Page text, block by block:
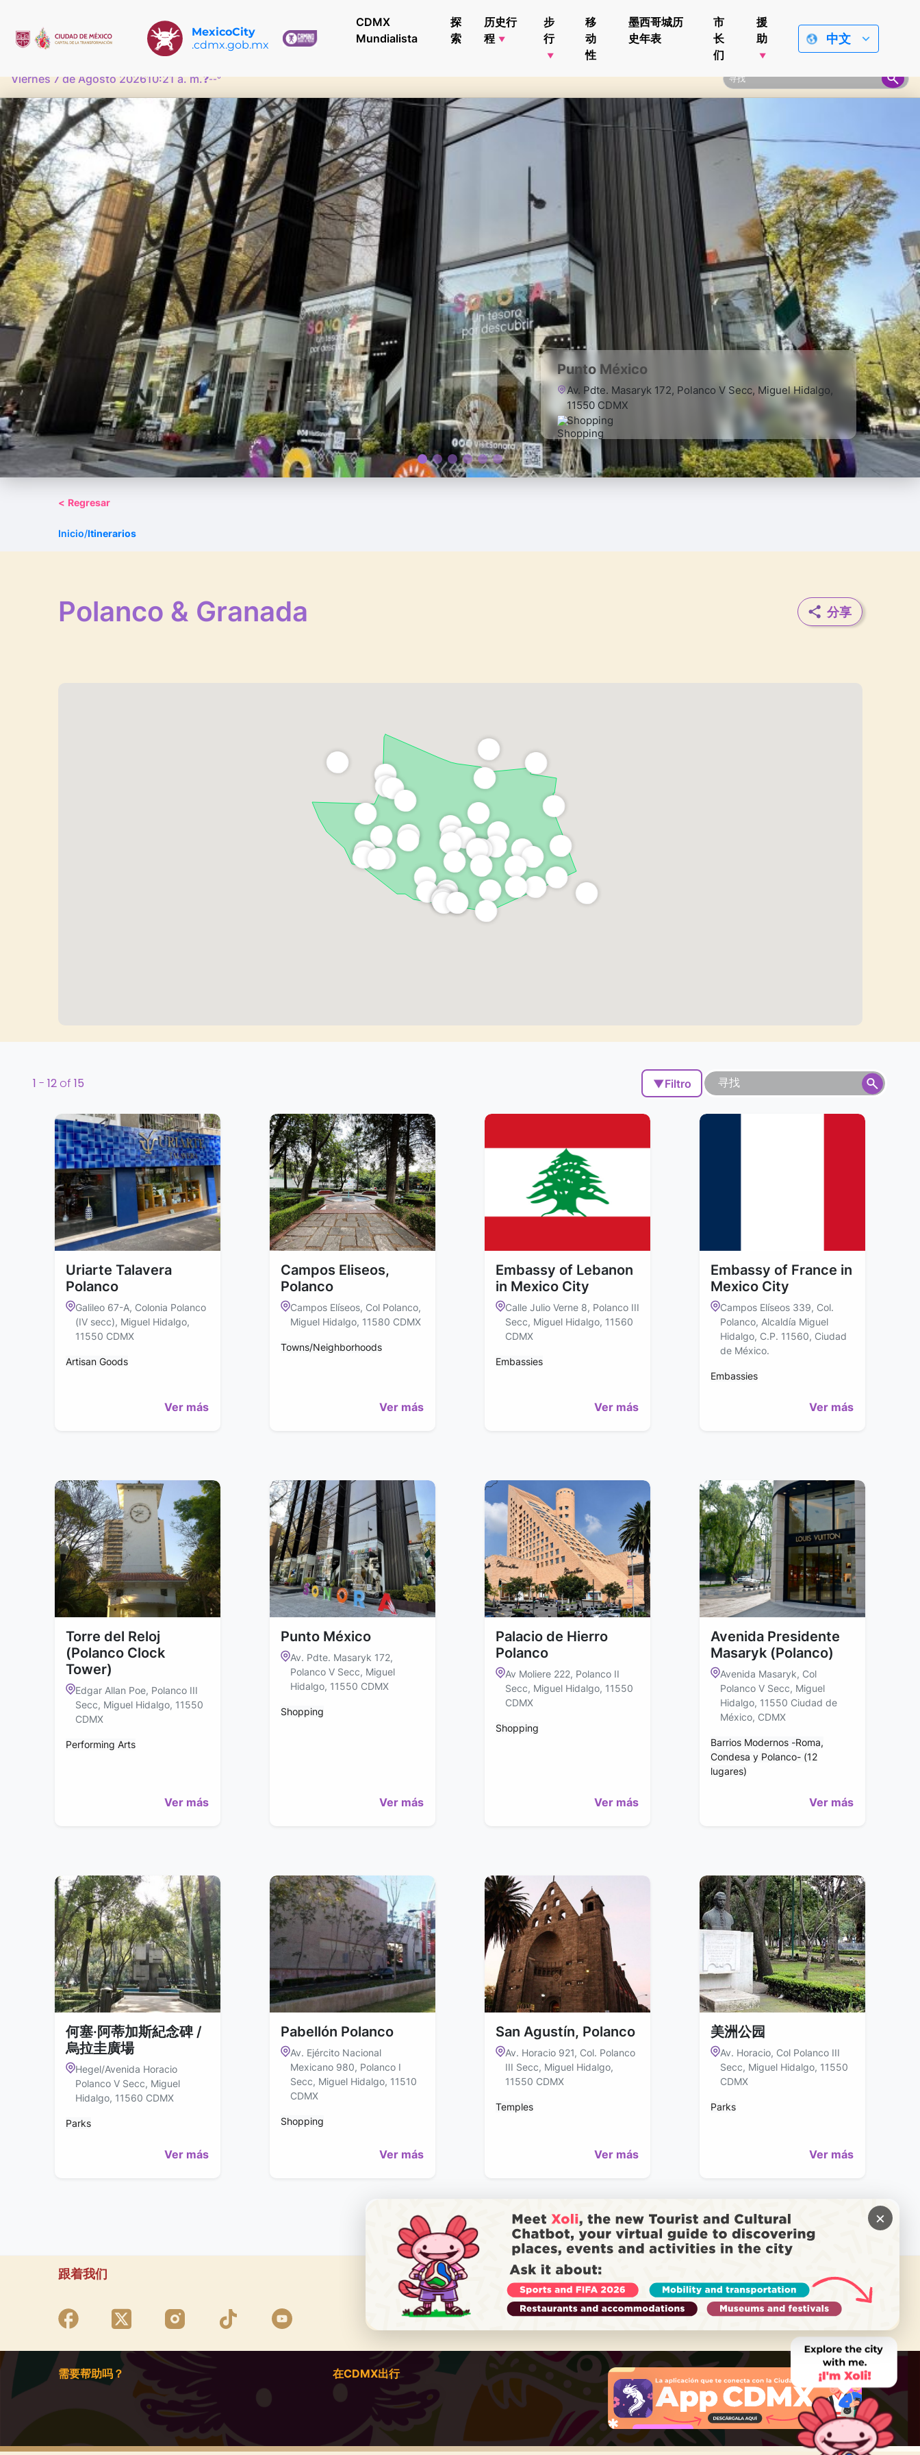
MexicoCity
.cdmx.gob.mx
CDMX
Mundialista
探
索
历史行
程
步
行
移
动
性
墨西哥城历
史年表
市
长
们
援
助
中文
Viernes 7 de Agosto 202610:21 a. m.❓--°
Punto México
Av. Pdte. Masaryk 172, Polanco V Secc, Miguel Hidalgo,
11550 CDMX
Shopping
< Regresar
Inicio/Itinerarios
Polanco & Granada 分享
1 - 12 of 15 ▼Filtro
Uriarte Talavera
Polanco
Galileo 67-A, Colonia Polanco
(IV secc), Miguel Hidalgo,
11550 CDMX
Artisan Goods
Ver más
Campos Eliseos,
Polanco
Campos Elíseos, Col Polanco,
Miguel Hidalgo, 11580 CDMX
Towns/Neighborhoods
Ver más
Embassy of Lebanon
in Mexico City
Calle Julio Verne 8, Polanco III
Secc, Miguel Hidalgo, 11560
CDMX
Embassies
Ver más
Embassy of France in
Mexico City
Campos Elíseos 339, Col.
Polanco, Alcaldía Miguel
Hidalgo, C.P. 11560, Ciudad
de México.
Embassies
Ver más
Torre del Reloj
(Polanco Clock
Tower)
Edgar Allan Poe, Polanco III
Secc, Miguel Hidalgo, 11550
CDMX
Performing Arts
Ver más
Punto México
Av. Pdte. Masaryk 172,
Polanco V Secc, Miguel
Hidalgo, 11550 CDMX
Shopping
Ver más
Palacio de Hierro
Polanco
Av Moliere 222, Polanco II
Secc, Miguel Hidalgo, 11550
CDMX
Shopping
Ver más
Avenida Presidente
Masaryk (Polanco)
Avenida Masaryk, Col
Polanco V Secc, Miguel
Hidalgo, 11550 Ciudad de
México, CDMX
Barrios Modernos -Roma,
Condesa y Polanco- (12
lugares)
Ver más
何塞·阿蒂加斯紀念碑 /
烏拉圭廣場
Hegel/Avenida Horacio
Polanco V Secc, Miguel
Hidalgo, 11560 CDMX
Parks
Ver más
Pabellón Polanco
Av. Ejército Nacional
Mexicano 980, Polanco I
Secc, Miguel Hidalgo, 11510
CDMX
Shopping
Ver más
San Agustín, Polanco
Av. Horacio 921, Col. Polanco
III Secc, Miguel Hidalgo,
11550 CDMX
Temples
Ver más
美洲公园
Av. Horacio, Col Polanco III
Secc, Miguel Hidalgo, 11550
CDMX
Parks
Ver más
2
跟着我们
需要帮助吗？
致电 Locatel
需要帮助吗？ 在CDMX出行
×